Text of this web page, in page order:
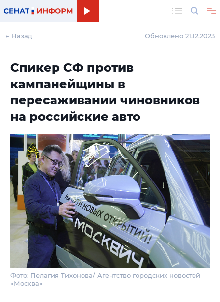
← Назад Обновлено 21.12.2023
Спикер СФ против
кампанейщины в
пересаживании чиновников
на российские авто
Фото: Пелагия Тихонова/ Агентство городских новостей
«Москва»